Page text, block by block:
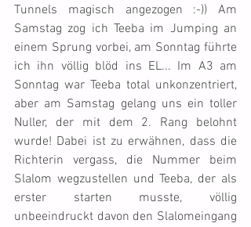
Tunnels magisch angezogen :-)) Am
Samstag zog ich Teeba im Jumping an
einem Sprung vorbei, am Sonntag führte
ich ihn völlig blöd ins EL... Im A3 am
Sonntag war Teeba total unkonzentriert,
aber am Samstag gelang uns ein toller
Nuller, der mit dem 2. Rang belohnt
wurde! Dabei ist zu erwähnen, dass die
Richterin vergass, die Nummer beim
Slalom wegzustellen und Teeba, der als
erster starten musste, völlig
unbeeindruckt davon den Slalomeingang